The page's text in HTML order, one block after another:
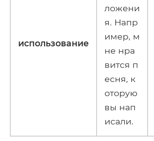
использование
ложени
я. Напр
имер, м
не нра
вится п
есня, к
оторую
вы нап
исали.